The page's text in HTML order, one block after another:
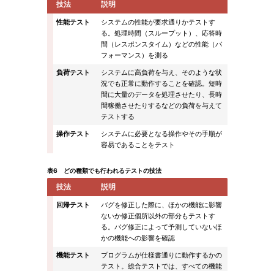
技法 説明
性能テスト
システムの性能が要求通りかテストす
る。処理時間（スループット）、応答時
間（レスポンスタイム）などの性能（パ
フォーマンス）を測る
負荷テスト
システムに高負荷を与え、そのような状
況でも正常に動作することを確認。短時
間に大量のデータを処理させたり、長時
間稼働させたりするなどの負荷を与えて
テストする
操作テスト
システムに必要となる操作やその手順が
容易であることをテスト
表6 どの種類でも行われるテストの技法
技法 説明
回帰テスト
バグを修正した際に、ほかの機能に影響
ないか修正個所以外の部分もテストす
る。バグ修正によって予測していないほ
かの機能への影響を確認
機能テスト
プログラムが仕様書通りに動作するかの
テスト。総合テストでは、すべての機能